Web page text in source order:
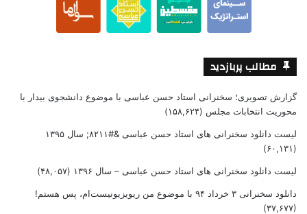
مطالب پربازدید
گزارش تصویری؛ سخنرانی استاد حسن عباسی با موضوع دانشجوی بیدار با
محوریت انتخابات مجلس (۱۵۸,۶۲۴)
لیست دانلود سخنرانی های استاد حسن عباسی &#۸۲۱۱; سال ۱۳۹۵
(۶۰,۱۳۱)
لیست دانلود سخنرانی های استاد حسن عباسی – سال ۱۳۹۶ (۴۸,۰۵۷)
دانلود سخنرانی ۳ خرداد ۹۴ با موضوع من ریویزیونیست‌ام، پس هستم!
(۳۷,۶۷۷)